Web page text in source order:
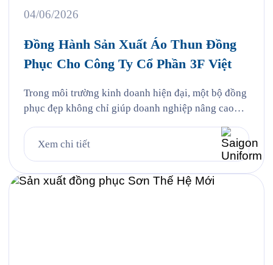
04/06/2026
Đồng Hành Sản Xuất Áo Thun Đồng
Phục Cho Công Ty Cổ Phần 3F Việt
Trong môi trường kinh doanh hiện đại, một bộ đồng
phục đẹp không chỉ giúp doanh nghiệp nâng cao
tạo nên hình ảnh chuyên nghiệp, chỉn chu trong mắt
khách hàng và đối tác. Đồng thời, đây cũng là yếu
Xem chi tiết